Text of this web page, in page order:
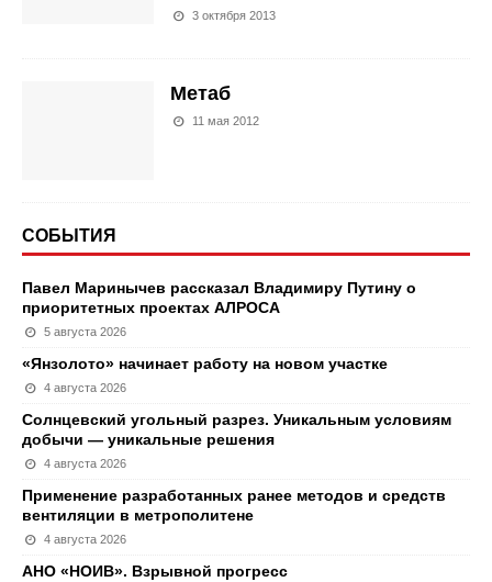
3 октября 2013
Метаб
11 мая 2012
СОБЫТИЯ
Павел Маринычев рассказал Владимиру Путину о
приоритетных проектах АЛРОСА
5 августа 2026
«Янзолото» начинает работу на новом участке
4 августа 2026
Солнцевский угольный разрез. Уникальным условиям
добычи — уникальные решения
4 августа 2026
Применение разработанных ранее методов и средств
вентиляции в метрополитене
4 августа 2026
АНО «НОИВ». Взрывной прогресс